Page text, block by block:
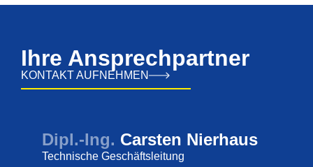
Ihre Ansprechpartner
KONTAKT AUFNEHMEN
Dipl.-Ing. Carsten Nierhaus
Technische Geschäftsleitung